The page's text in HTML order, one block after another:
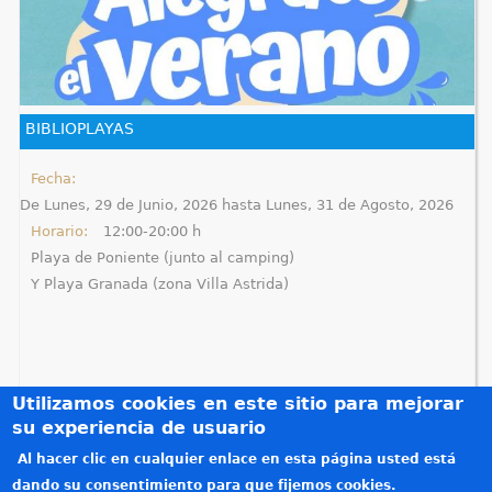
BIBLIOPLAYAS
Fecha:
De Lunes, 29 de Junio, 2026hasta Lunes, 31 de Agosto, 2026
Horario:
12:00-20:00 h
Playa de Poniente (junto al camping)
Y Playa Granada (zona Villa Astrida)
Créditos
Utilizamos cookies en este sitio para mejorar
su experiencia de usuario
Al hacer clic en cualquier enlace en esta página usted está
dando su consentimiento para que fijemos cookies.